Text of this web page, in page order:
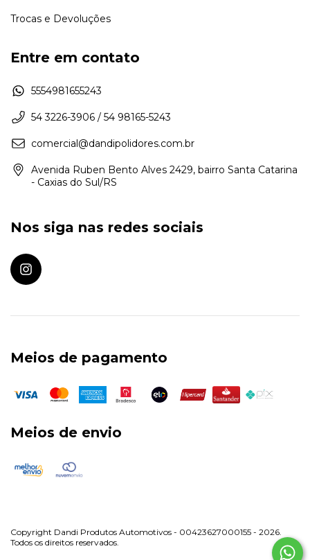
Trocas e Devoluções
Entre em contato
5554981655243
54 3226-3906 / 54 98165-5243
comercial@dandipolidores.com.br
Avenida Ruben Bento Alves 2429, bairro Santa Catarina
- Caxias do Sul/RS
Nos siga nas redes sociais
Meios de pagamento
Meios de envio
Copyright Dandi Produtos Automotivos - 00423627000155 - 2026.
Todos os direitos reservados.